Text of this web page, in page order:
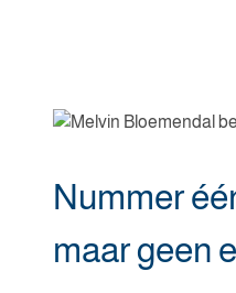
Nummer
maar geen